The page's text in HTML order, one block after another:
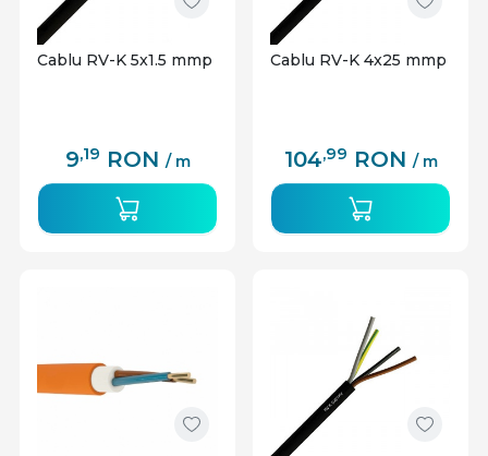
Cablu RV-K 5x1.5 mmp
9,19 RON / m
Cablu RV-K 4x25 mmp
104,99 RON / m